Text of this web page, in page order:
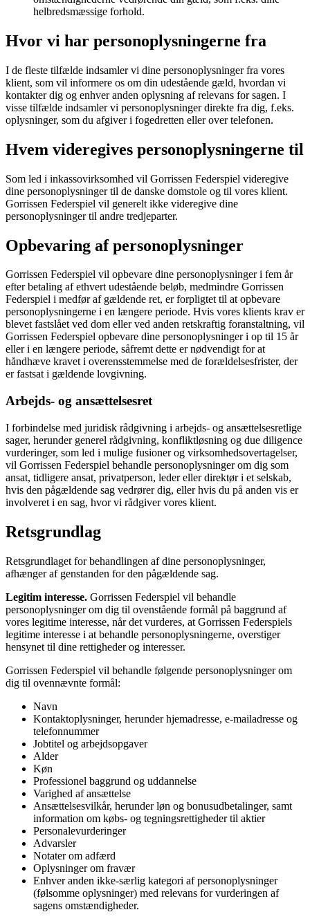
helbredsmæssige forhold.
Hvor vi har personoplysningerne fra
I de fleste tilfælde indsamler vi dine personoplysninger fra vores
klient, som vil informere os om din udestående gæld, hvordan vi
kontakter dig og enhver anden oplysning af relevans for sagen. I
visse tilfælde indsamler vi personoplysninger direkte fra dig, f.eks.
oplysninger, som du afgiver i fogedretten eller over telefonen.
Hvem videregives personoplysningerne til
Som led i inkassovirksomhed vil Gorrissen Federspiel videregive
dine personoplysninger til de danske domstole og til vores klient.
Gorrissen Federspiel vil generelt ikke videregive dine
personoplysninger til andre tredjeparter.
Opbevaring af personoplysninger
Gorrissen Federspiel vil opbevare dine personoplysninger i fem år
efter betaling af ethvert udestående beløb, medmindre Gorrissen
Federspiel i medfør af gældende ret, er forpligtet til at opbevare
personoplysningerne i en længere periode. Hvis vores klients krav er
blevet fastslået ved dom eller ved anden retskraftig foranstaltning, vil
Gorrissen Federspiel opbevare dine personoplysninger i op til 15 år
eller i en længere periode, såfremt dette er nødvendigt for at
håndhæve kravet i overensstemmelse med de forældelsesfrister, der
er fastsat i gældende lovgivning.
Arbejds- og ansættelsesret
I forbindelse med juridisk rådgivning i arbejds- og ansættelsesretlige
sager, herunder generel rådgivning, konfliktløsning og due diligence
vurderinger, som led i mulige fusioner og virksomhedsovertagelser,
vil Gorrissen Federspiel behandle personoplysninger om dig som
ansat, tidligere ansat, privatperson, leder eller direktør i et selskab,
hvis den pågældende sag vedrører dig, eller hvis du på anden vis er
involveret i en sag, hvor vi rådgiver vores klient.
Retsgrundlag
Retsgrundlaget for behandlingen af dine personoplysninger,
afhænger af genstanden for den pågældende sag.
Legitim interesse. Gorrissen Federspiel vil behandle
personoplysninger om dig til ovenstående formål på baggrund af
vores legitime interesse, når det vurderes, at Gorrissen Federspiels
legitime interesse i at behandle personoplysningerne, overstiger
hensynet til dine rettigheder og interesser.
Gorrissen Federspiel vil behandle følgende personoplysninger om
dig til ovennævnte formål:
Navn
Kontaktoplysninger, herunder hjemadresse, e-mailadresse og
telefonnummer
Jobtitel og arbejdsopgaver
Alder
Køn
Professionel baggrund og uddannelse
Varighed af ansættelse
Ansættelsesvilkår, herunder løn og bonusudbetalinger, samt
information om købs- og tegningsrettigheder til aktier
Personalevurderinger
Advarsler
Notater om adfærd
Oplysninger om fravær
Enhver anden ikke-særlig kategori af personoplysninger
(følsomme oplysninger) med relevans for vurderingen af
sagens omstændigheder.